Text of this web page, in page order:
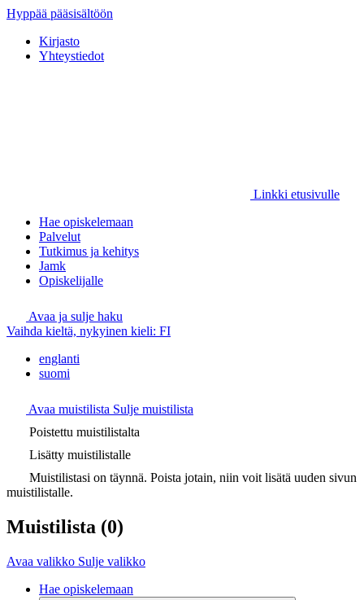
Hyppää pääsisältöön
Kirjasto
Yhteystiedot
Linkki etusivulle
Hae opiskelemaan
Palvelut
Tutkimus ja kehitys
Jamk
Opiskelijalle
Avaa ja sulje haku
Vaihda kieltä, nykyinen kieli: FI
englanti
suomi
Avaa muistilista Sulje muistilista
Poistettu muistilistalta
Lisätty muistilistalle
Muistilistasi on täynnä. Poista jotain, niin voit lisätä uuden sivun
muistilistalle.
Muistilista (0)
Avaa valikko Sulje valikko
Hae opiskelemaan